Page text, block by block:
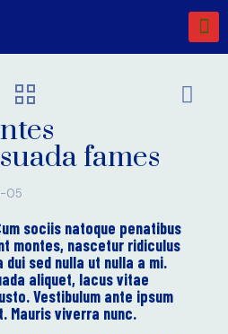
fames
05
sociis natoque penatibus
montes, nascetur ridiculus
dui sed nulla ut nulla a mi.
aliquet, lacus vitae
Vestibulum ante ipsum
Mauris viverra nunc.